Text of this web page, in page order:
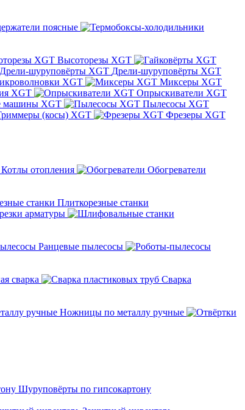
поясные
Высоторезы XGT
Дрели-шуруповёрты XGT
XGT
Миксеры XGT
XGT
Опрыскиватели XGT
машины XGT
Пылесосы XGT
(косы) XGT
Фрезеры XGT
Котлы отопления
Обогреватели
Плиткорезные станки
арматуры
Ранцевые пылесосы
сварка
Cварка
Ножницы по металлу ручные
Шуруповёрты по гипсокартону